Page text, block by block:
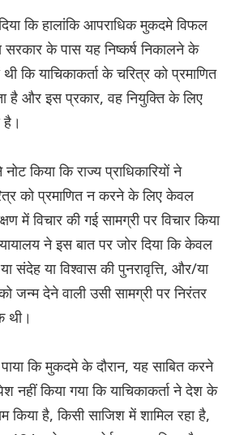
कि हालांकि आपराधिक मुकदमे विफल
सरकार के पास यह निष्कर्ष निकालने के
थी कि याचिकाकर्ता के चरित्र को प्रमाणित
है और इस प्रकार, वह नियुक्ति के लिए
है।
किया कि राज्य प्राधिकारियों ने
को प्रमाणित न करने के लिए केवल
में विचार की गई सामग्री पर विचार किया
ने इस बात पर जोर दिया कि केवल
या संदेह या विश्वास की पुनरावृत्ति, और/या
जन्म देने वाली उसी सामग्री पर निरंतर
थी।
कि मुकदमे के दौरान, यह साबित करने
नहीं किया गया कि याचिकाकर्ता ने देश के
किया है, किसी साजिश में शामिल रहा है,